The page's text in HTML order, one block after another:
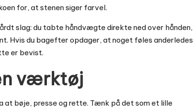
for, at stenen siger farvel.
slag: du tabte håndvægte direkte ned over hånden,
Hvis du bagefter opdager, at noget føles anderledes
er bevist.
værktøj
at bøje, presse og rette. Tænk på det som et lille